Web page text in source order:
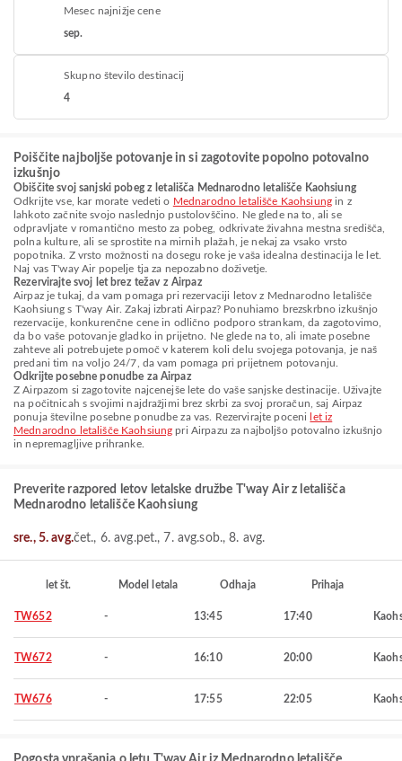
Mesec najnižje cene
sep.
Skupno število destinacij
4
Poiščite najboljše potovanje in si zagotovite popolno potovalno
izkušnjo
Obiščite svoj sanjski pobeg z letališča Mednarodno letališče Kaohsiung
Odkrijte vse, kar morate vedeti o Mednarodno letališče Kaohsiungin z
lahkoto začnite svojo naslednjo pustolovščino. Ne glede na to, ali se
odpravljate v romantično mesto za pobeg, odkrivate živahna mestna središča,
polna kulture, ali se sprostite na mirnih plažah, je nekaj za vsako vrsto
popotnika. Z vrsto možnosti na dosegu roke je vaša idealna destinacija le let.
Naj vas T'way Air popelje tja za nepozabno doživetje.
Rezervirajte svoj let brez težav z Airpaz
Airpaz je tukaj, da vam pomaga pri rezervaciji letov z Mednarodno letališče
Kaohsiung s T'way Air. Zakaj izbrati Airpaz? Ponuhiamo brezskrbno izkušnjo
rezervacije, konkurenčne cene in odlično podporo strankam, da zagotovimo,
da bo vaše potovanje gladko in prijetno. Ne glede na to, ali imate posebne
zahteve ali potrebujete pomoč v katerem koli delu svojega potovanja, je naš
predani tim na voljo 24/7, da vam pomaga pri prijetnem potovanju.
Odkrijte posebne ponudbe za Airpaz
Z Airpazom si zagotovite najcenejše lete do vaše sanjske destinacije. Uživajte
na počitnicah s svojimi najdražjimi brez skrbi za svoj proračun, saj Airpaz
ponuja številne posebne ponudbe za vas. Rezervirajte poceni
let iz
Mednarodno letališče Kaohsiung pri Airpazu za najboljšo potovalno izkušnjo
in nepremagljive prihranke.
Preverite razpored letov letalske družbe T'way Air z letališča
Mednarodno letališče Kaohsiung
sre., 5. avg.čet., 6. avg.pet., 7. avg.sob., 8. avg.
let št. Model letala Odhaja Prihaja
TW652 - 13:45 17:40
TW672 - 16:10 20:00
TW676 - 17:55 22:05